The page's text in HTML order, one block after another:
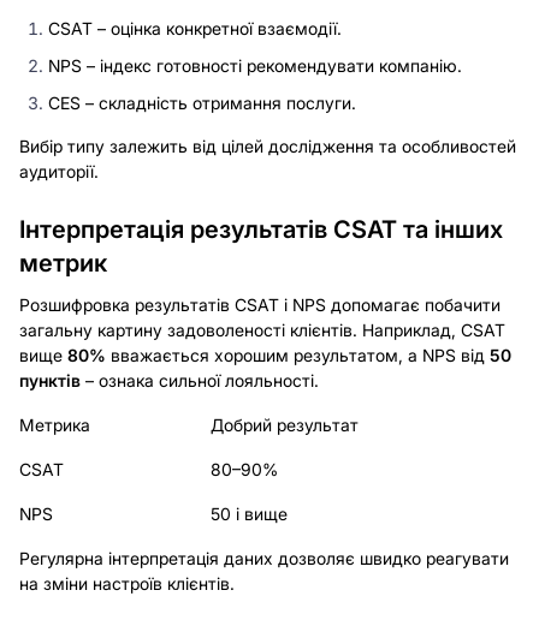
CSAT – оцінка конкретної взаємодії.
NPS – індекс готовності рекомендувати компанію.
CES – складність отримання послуги.
Вибір типу залежить від цілей дослідження та особливостей
аудиторії.
Інтерпретація результатів CSAT та інших
метрик
Розшифровка результатів CSAT і NPS допомагає побачити
загальну картину задоволеності клієнтів. Наприклад, CSAT
вище 80% вважається хорошим результатом, а NPS від 50
пунктів – ознака сильної лояльності.
Метрика Добрий результат
CSAT 80–90%
NPS 50 і вище
Регулярна інтерпретація даних дозволяє швидко реагувати
на зміни настроїв клієнтів.